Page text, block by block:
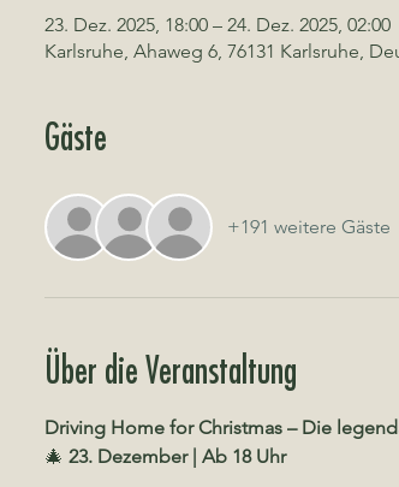
23. Dez. 2025, 18:00 – 24. Dez. 2025, 02:00
Karlsruhe, Ahaweg 6, 76131 Karlsruhe,
Gäste
+191 weitere Gäste
Über die Veranstaltung
Driving Home for Christmas – Die
🎄 23. Dezember | Ab 18 Uhr